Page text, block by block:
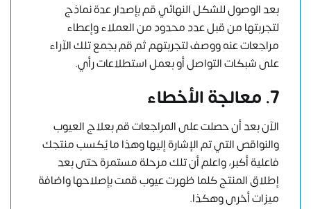
بعد الوصول للشكل النهائي قم بإصدار عدة نماذج
لتجربتها من قبل عدد محدود من العملاء وإعطاء
مراجعات عنه ووصف لتجربتهم ثم قم بجمع تلك الآراء
على شبكات التواصل أو بعمل استطلاعات رأي.
7. معالجة الأخطاء
الآن بعد أن حصلت على المراجعات قم بعلاج العيوب
والنواقص التي تم الإشارة إليها وهذا ما يُكسب منتجك
فاعلية أكبر، واعلم أن تلك مرحلة مستمرة حتى بعد
إطلاق المنتج كلما ظهرت عيوب قمت بإصلاحها واضافة
ميزات أخرى وهكذا.